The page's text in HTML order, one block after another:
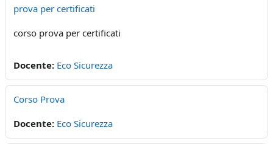
prova per certificati
corso prova per certificati
Docente: Eco Sicurezza
Corso Prova
Docente: Eco Sicurezza